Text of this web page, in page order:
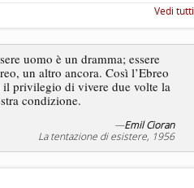
Vedi tutti
uomo è un dramma; essere
un altro ancora. Così l’Ebreo
il privilegio di vivere due volte la
condizione.
—Emil Cioran
La tentazione di esistere, 1956